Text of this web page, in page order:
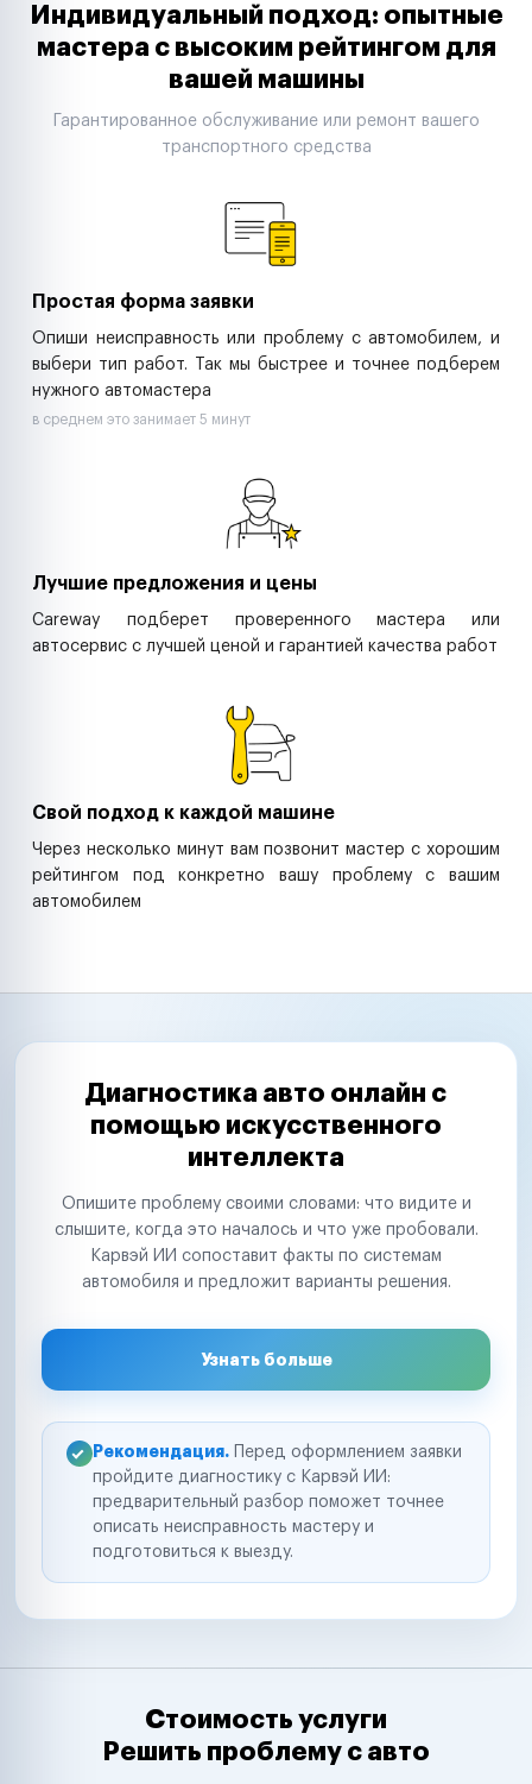
Таксопарки
Автодилеры
Строительные компании
Аренда спецтехники
Индивидуальный подход: опытные
мастера с высоким рейтингом для
вашей машины
Гарантированное обслуживание или ремонт вашего
транспортного средства
Простая форма заявки
Опиши неисправность или проблему с автомобилем, и
выбери тип работ. Так мы быстрее и точнее подберем
нужного автомастера
в среднем это занимает 5 минут
Лучшие предложения и цены
Careway подберет проверенного мастера или
автосервис с лучшей ценой и гарантией качества работ
Свой подход к каждой машине
Через несколько минут вам позвонит мастер с хорошим
рейтингом под конкретно вашу проблему с вашим
автомобилем
Диагностика авто онлайн с
помощью искусственного
интеллекта
Опишите проблему своими словами: что видите и
слышите, когда это началось и что уже пробовали.
Карвэй ИИ сопоставит факты по системам
автомобиля и предложит варианты решения.
Узнать больше
Рекомендация. Перед оформлением заявки
пройдите диагностику с Карвэй ИИ:
предварительный разбор поможет точнее
описать неисправность мастеру и
подготовиться к выезду.
Стоимость услуги
Решить проблему с авто